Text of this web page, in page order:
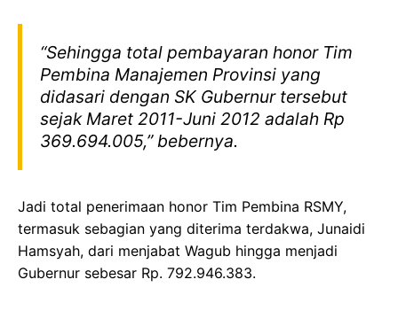
“Sehingga total pembayaran honor Tim
Pembina Manajemen Provinsi yang
didasari dengan SK Gubernur tersebut
sejak Maret 2011-Juni 2012 adalah Rp
369.694.005,” bebernya.
Jadi total penerimaan honor Tim Pembina RSMY,
termasuk sebagian yang diterima terdakwa, Junaidi
Hamsyah, dari menjabat Wagub hingga menjadi
Gubernur sebesar Rp. 792.946.383.